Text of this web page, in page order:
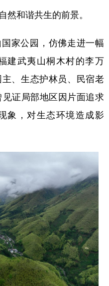
然和谐共生的前景。
家公园，仿佛走进一幅
建武夷山桐木村的李万
、生态护林员、民宿老
证局部地区因片面追求
象，对生态环境造成影